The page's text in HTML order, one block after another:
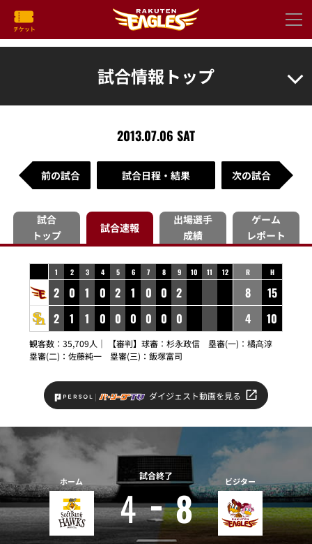
試合情報トップ
2013.07.06 SAT
前の試合 試合日程・結果 次の試合
試合
トップ
試合速報
出場選手
成績
ゲーム
レポート
1 2 3 4 5 6 7 8 9 10 11 12
2 0 1 0 2 1 0 0 2
2
1 1 0 0 0 0 0 0
R H
8
15
4
10
観客数：35,709人｜ 【審判】球審：杉永政信 塁審(一)：橘髙淳
塁審(二)：佐藤純一 塁審(三)：飯塚富司
ダイジェスト動画を見る
ホーム 試合終了
4 8
ビジター